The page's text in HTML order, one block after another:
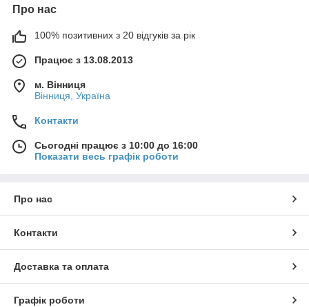
Про нас
100% позитивних з 20 відгуків за рік
Працює з 13.08.2013
м. Вінниця
Вінниця, Україна
Контакти
Сьогодні працює з 10:00 до 16:00
Показати весь графік роботи
Про нас
Контакти
Доставка та оплата
Графік роботи